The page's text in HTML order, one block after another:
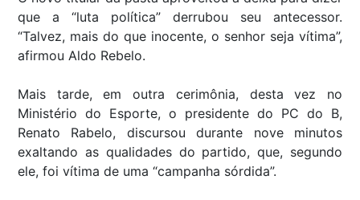
que a “luta política” derrubou seu antecessor.
“Talvez, mais do que inocente, o senhor seja vítima”,
afirmou Aldo Rebelo.
Mais tarde, em outra cerimônia, desta vez no
Ministério do Esporte, o presidente do PC do B,
Renato Rabelo, discursou durante nove minutos
exaltando as qualidades do partido, que, segundo
ele, foi vítima de uma “campanha sórdida”.